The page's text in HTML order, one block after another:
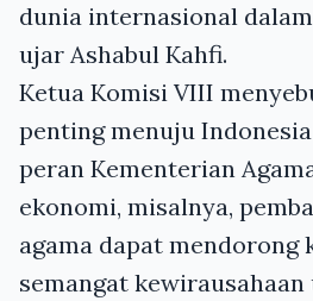
dunia internasional dalam
ujar Ashabul Kahfi.
Ketua Komisi VIII
penting menuju
peran Kementerian
ekonomi, misalnya,
agama dapat mendorong
semangat kewirausahaan